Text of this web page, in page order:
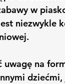
w
niezwykle
na